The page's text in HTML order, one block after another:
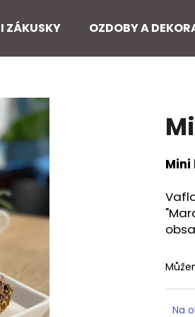
ZÁKUSKY OZDOBY A
Mini
Na